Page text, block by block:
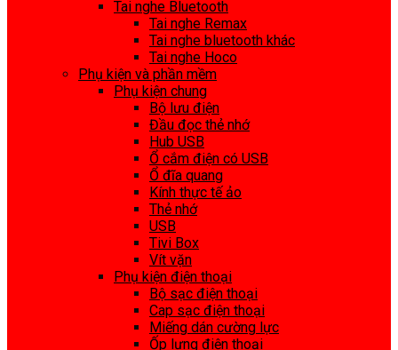
Tai nghe Bluetooth
Tai nghe Remax
Tai nghe bluetooth khác
Tai nghe Hoco
Phụ kiện và phần mềm
Phụ kiện chung
Bộ lưu điện
Đầu đọc thẻ nhớ
Hub USB
Ổ cắm điện có USB
Ổ đĩa quang
Kính thực tế ảo
Thẻ nhớ
USB
Tivi Box
Vít vặn
Phụ kiện điện thoại
Bộ sạc điện thoại
Cap sạc điện thoại
Miếng dán cường lực
Ốp lưng điện thoại